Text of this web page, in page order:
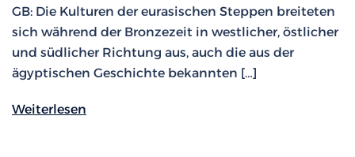
GB: Die Kulturen der eurasischen Steppen breiteten
sich während der Bronzezeit in westlicher, östlicher
und südlicher Richtung aus, auch die aus der
ägyptischen Geschichte bekannten […]
Weiterlesen